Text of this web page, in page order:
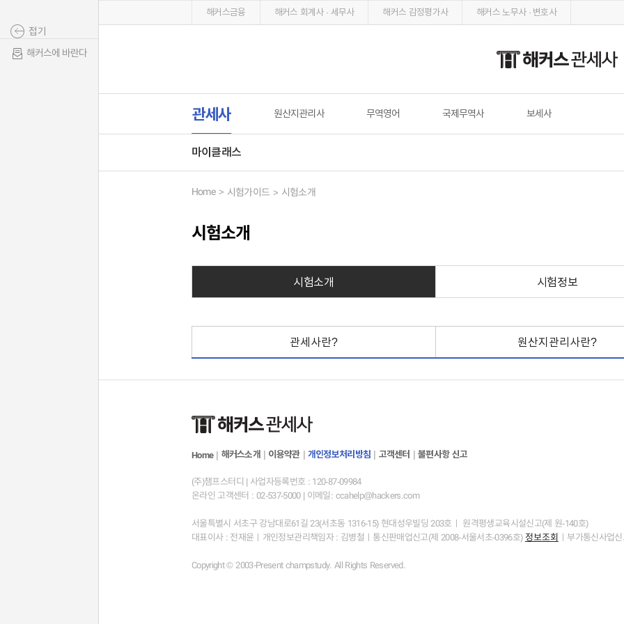
해커스금융 해커스 회계사 · 세무사 해커스 감정평가사 해커스 노무사 · 변호사
관세사 원산지관리사 무역영어 국제무역사 보세사
마이클래스
접기
해커스에 바란다
Home 시험가이드 시험소개
시험소개
시험소개 시험정보
관세사란? 원산지관리사란?
Home | 해커스소개 이용약관 개인정보처리방침 고객센터 불편사항 신고
(주)챔프스터디 | 사업자등록번호 : 120-87-09984
온라인 고객센터 : 02-537-5000 | 이메일: ccahelp@hackers.com
서울특별시 서초구 강남대로61길 23(서초동 1316-15) 현대성우빌딩 203호ㅣ 원격평생교육시설신고(제 원-140호)
대표이사 : 전재윤ㅣ개인정보관리책임자 : 김병철ㅣ통신판매업신고(제 2008-서울서초-0396호) 정보조회 ㅣ부가통신사업
Copyright © 2003-Present champstudy. All Rights Reserved.